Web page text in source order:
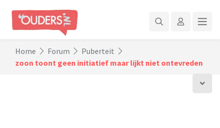
Home Forum
Puberteit
zoon toont geen initiatief maar lijkt niet ontevreden